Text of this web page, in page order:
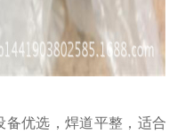
备优选，焊道平整，适合